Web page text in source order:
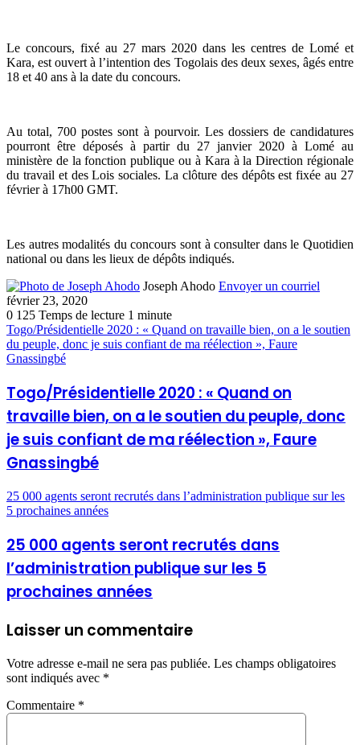
Le concours, fixé au 27 mars 2020 dans les centres de Lomé et
Kara, est ouvert à l’intention des Togolais des deux sexes, âgés entre
18 et 40 ans à la date du concours.
Au total, 700 postes sont à pourvoir. Les dossiers de candidatures
pourront être déposés à partir du 27 janvier 2020 à Lomé au
ministère de la fonction publique ou à Kara à la Direction régionale
du travail et des Lois sociales. La clôture des dépôts est fixée au 27
février à 17h00 GMT.
Les autres modalités du concours sont à consulter dans le Quotidien
national ou dans les lieux de dépôts indiqués.
Joseph Ahodo Envoyer un courriel
février 23, 2020
0 125 Temps de lecture 1 minute
Togo/Présidentielle 2020 : « Quand on travaille bien, on a le soutien
du peuple, donc je suis confiant de ma réélection », Faure
Gnassingbé
Togo/Présidentielle 2020 : « Quand on
travaille bien, on a le soutien du peuple, donc
je suis confiant de ma réélection », Faure
Gnassingbé
25 000 agents seront recrutés dans l’administration publique sur les
5 prochaines années
25 000 agents seront recrutés dans
l’administration publique sur les 5
prochaines années
Laisser un commentaire
Votre adresse e-mail ne sera pas publiée. Les champs obligatoires
sont indiqués avec *
Commentaire *